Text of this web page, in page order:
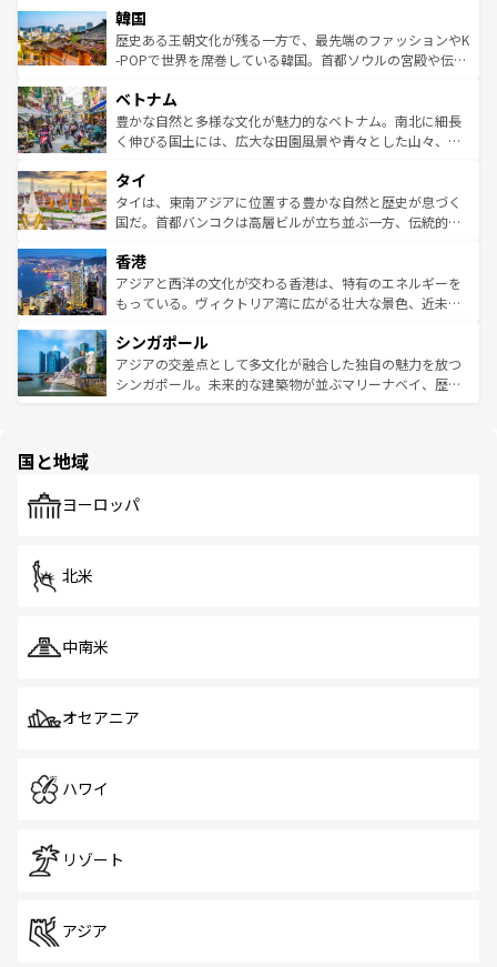
ワイを、存分に味わってほしい。 なお、新着のハワイ情報
はコンテンツ一覧を参照してほしい。
いる。アクティビティも充実しており、サーフィンやダイ
ビング、ハイキングなど、アウトドア好きにはたまらな
い。オーストラリアの多彩な魅力を存分に味わいつくそ
参照してほしい。
ン）、静ひつな山岳地帯である台湾東部など、都市の喧騒
と山間の静けさが共存しており、訪れる人に新しい発見と
驚きをもたらしてくれる。また、奥深い台湾の食文化も魅
容にもいいと評判のスイーツなど、バラエティ豊かな料理
が味わえる。 なお、新着の台湾情報は コンテンツ一覧を参
照してほしい。
韓国
歴史ある王朝文化が残る一方で、最先端のファッションやK
-POPで世界を席巻している韓国。首都ソウルの宮殿や伝統
き、地方に足を延ばせば四季折々の自然美を楽しむことが
できる。そして、キムチや焼肉、絶品のストリートフード
まで、さまざまな韓国料理が待っている。夜には、韓国な
リティに包まれながら、韓国の多彩な魅力を心ゆくまで味
わってみてほしい。 なお、新着の韓国情報はコンテンツ一
覧を参照してほしい。
ベトナム
豊かな自然と多様な文化が魅力的なベトナム。南北に細長
く伸びる国土には、広大な田園風景や青々とした山々、世
急速な発展と共に伝統が息づく。ハノイの古い町並みやホ
ーチミン市のフランス統治時代の建物も、独特の雰囲気を
醸し出している。また、バラエティの豊かさとおいしさで
とつ。フォーやバインミー、ベトナムコーヒーなどは、ぜ
ひ現地で味わいたい。どの地域を訪れてもあたたかい人々
が旅行者を迎えてくれるので、きっと忘れられない旅にな
参照してほしい。
タイ
タイは、東南アジアに位置する豊かな自然と歴史が息づく
国だ。首都バンコクは高層ビルが立ち並ぶ一方、伝統的な
の活気が交差している。北部ではチェンマイなどの山岳地
帯で自然と触れ合い、南部ではプーケットやクラビの美し
いビーチでリゾート気分を楽しむことができる。タイ料理
激する。気候は一年中温暖で、どの季節にも異なる楽しみ
が待っている。親しみやすいタイの人々、仏教を中心とし
た文化、そして多様な観光資源が、訪れる旅人を魅了し続
香港
アジアと西洋の文化が交わる香港は、特有のエネルギーを
もっている。ヴィクトリア湾に広がる壮大な景色、近未来
み、どこを訪れても感動するはず。観光スポットが密集し
ており、効率よく見どころを回れるのも魅力。息をのむよ
うな絶景から文化的な体験まで、香港を存分に楽しみ尽く
シンガポール
アジアの交差点として多文化が融合した独自の魅力を放つ
シンガポール。未来的な建築物が並ぶマリーナベイ、歴史
で、ホーカーズは地元の風情を楽しめる外せないスポット
国と地域
ヨーロッパ
北米
中南米
オセアニア
ハワイ
リゾート
アジア